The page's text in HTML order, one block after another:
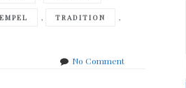
, TRADITION ,
No Commenton